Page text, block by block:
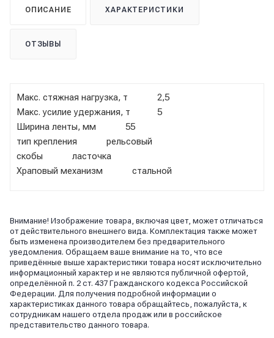
ОПИСАНИЕ ХАРАКТЕРИСТИКИ
ОТЗЫВЫ
Макс. стяжная нагрузка, т 2,5
Макс. усилие удержания, т 5
Ширина ленты, мм 55
тип крепления рельсовый
скобы ласточка
Храповый механизм стальной
Внимание! Изображение товара, включая цвет, может отличаться
от действительного внешнего вида. Комплектация также может
быть изменена производителем без предварительного
уведомления. Обращаем ваше внимание на то, что все
приведённые выше характеристики товара носят исключительно
информационный характер и не являются публичной офертой,
определённой п. 2 ст. 437 Гражданского кодекса Российской
Федерации. Для получения подробной информации о
характеристиках данного товара обращайтесь, пожалуйста, к
сотрудникам нашего отдела продаж или в российское
представительство данного товара.